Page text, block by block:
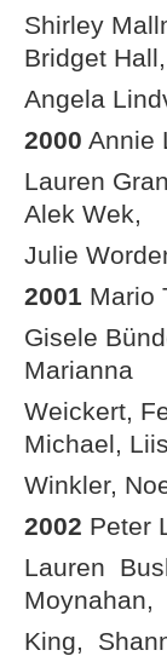
Shirley
Bridget Hall,
Angela
2000 Annie
Lauren
Alek Wek,
Julie
2001 Mario
Gisele
Marianna
Weickert,
Michael,
Winkler,
2002 Peter
Lauren
Moynahan,
King,